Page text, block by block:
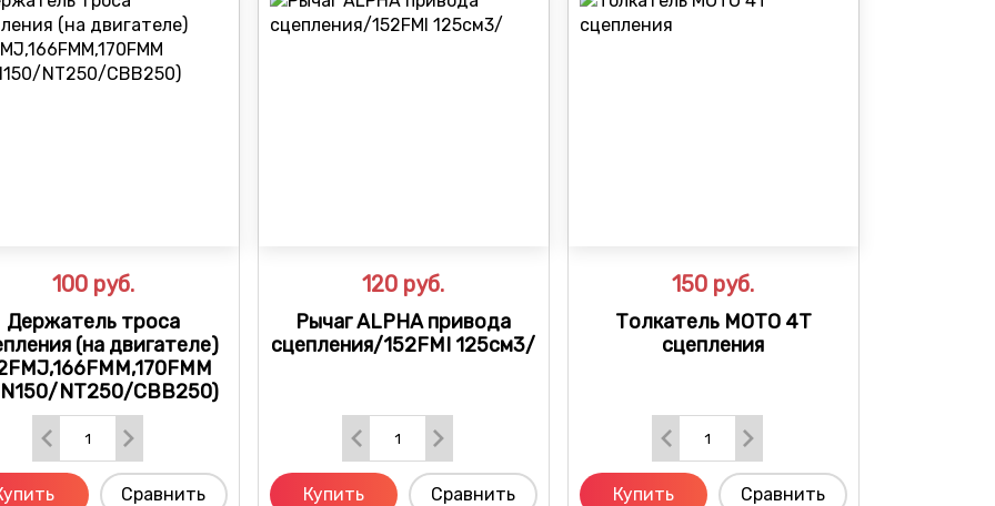
100 руб.
Держатель троса
(на двигателе)
NT250/CBB250)
Сравнить
120 руб.
Рычаг ALPHA привода
сцепления/152FMI 125см3/
Купить Сравнить
150 руб.
Толкатель МОТО 4Т
сцепления
Купить Сравнить